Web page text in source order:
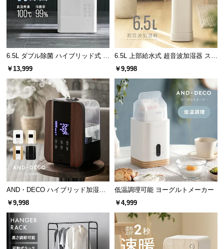
規
約
に
つ
い
て
お
客
様
サ
ポ
ー
ト
お
知
6.5L ダブル除菌 ハイブリッド式 U
Vライト+ヒーター除菌機能付き
￥13,999
6.5L 上部給水式 超音波加湿器 ステ
ンレス振動子モデル
￥9,998
AND・DECO ハイブリッド加湿器
ステンレス振動子モデル 木目調
￥9,998
低温調理可能 ヨーグルトメーカー
￥4,999